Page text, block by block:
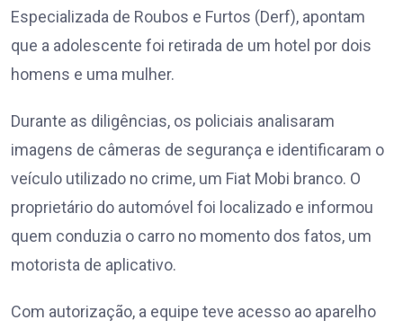
Especializada de Roubos e Furtos (Derf), apontam
que a adolescente foi retirada de um hotel por dois
homens e uma mulher.
Durante as diligências, os policiais analisaram
imagens de câmeras de segurança e identificaram o
veículo utilizado no crime, um Fiat Mobi branco. O
proprietário do automóvel foi localizado e informou
quem conduzia o carro no momento dos fatos, um
motorista de aplicativo.
Com autorização, a equipe teve acesso ao aparelho